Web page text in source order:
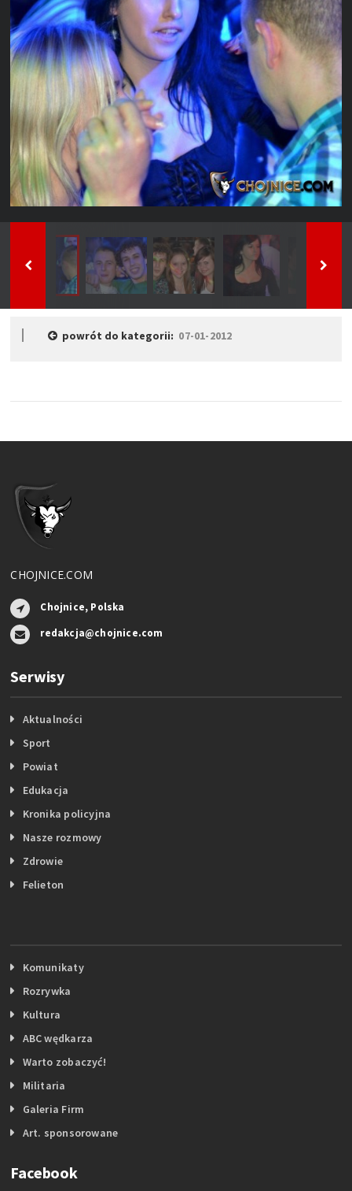
powrót do kategorii: 07-01-2012
CHOJNICE.COM
Chojnice, Polska
redakcja@chojnice.com
Serwisy
Aktualności
Sport
Powiat
Edukacja
Kronika policyjna
Nasze rozmowy
Zdrowie
Felieton
Komunikaty
Rozrywka
Kultura
ABC wędkarza
Warto zobaczyć!
Militaria
Galeria Firm
Art. sponsorowane
Facebook